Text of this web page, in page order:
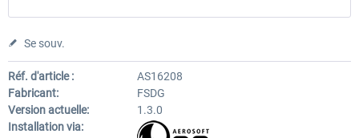
Se souv.
Réf. d'article :
AS16208
Fabricant:
FSDG
Version actuelle:
1.3.0
Installation via: